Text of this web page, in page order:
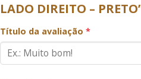
LADO DIREITO –
Título da avaliação *